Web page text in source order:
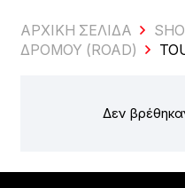
ΑΡΧΙΚΗ ΣΕΛΙΔΑ
ΔΡΌΜΟΥ (ROAD)
Δεν